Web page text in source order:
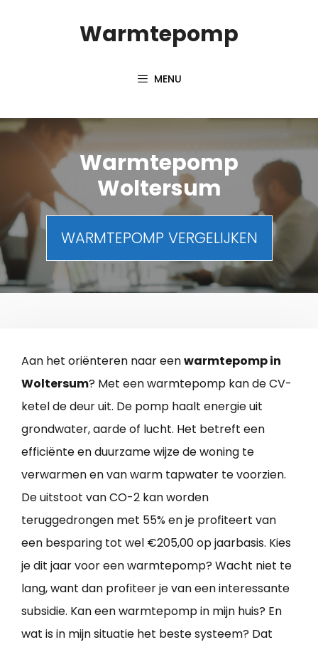
Warmtepomp
MENU
Warmtepomp
Woltersum
WARMTEPOMP VERGELIJKEN
Aan het oriënteren naar eenwarmtepomp in
Woltersum? Met een warmtepomp kan de CV-
ketel de deur uit. De pomp haalt energie uit
grondwater, aarde of lucht. Het betreft een
efficiënte en duurzame wijze de woning te
verwarmen en van warm tapwater te voorzien.
De uitstoot van CO-2 kan worden
teruggedrongen met 55% en je profiteert van
een besparing tot wel €205,00 op jaarbasis. Kies
je dit jaar voor een warmtepomp? Wacht niet te
lang, want dan profiteer je van een interessante
subsidie. Kan een warmtepomp in mijn huis? En
wat is in mijn situatie het beste systeem? Dat